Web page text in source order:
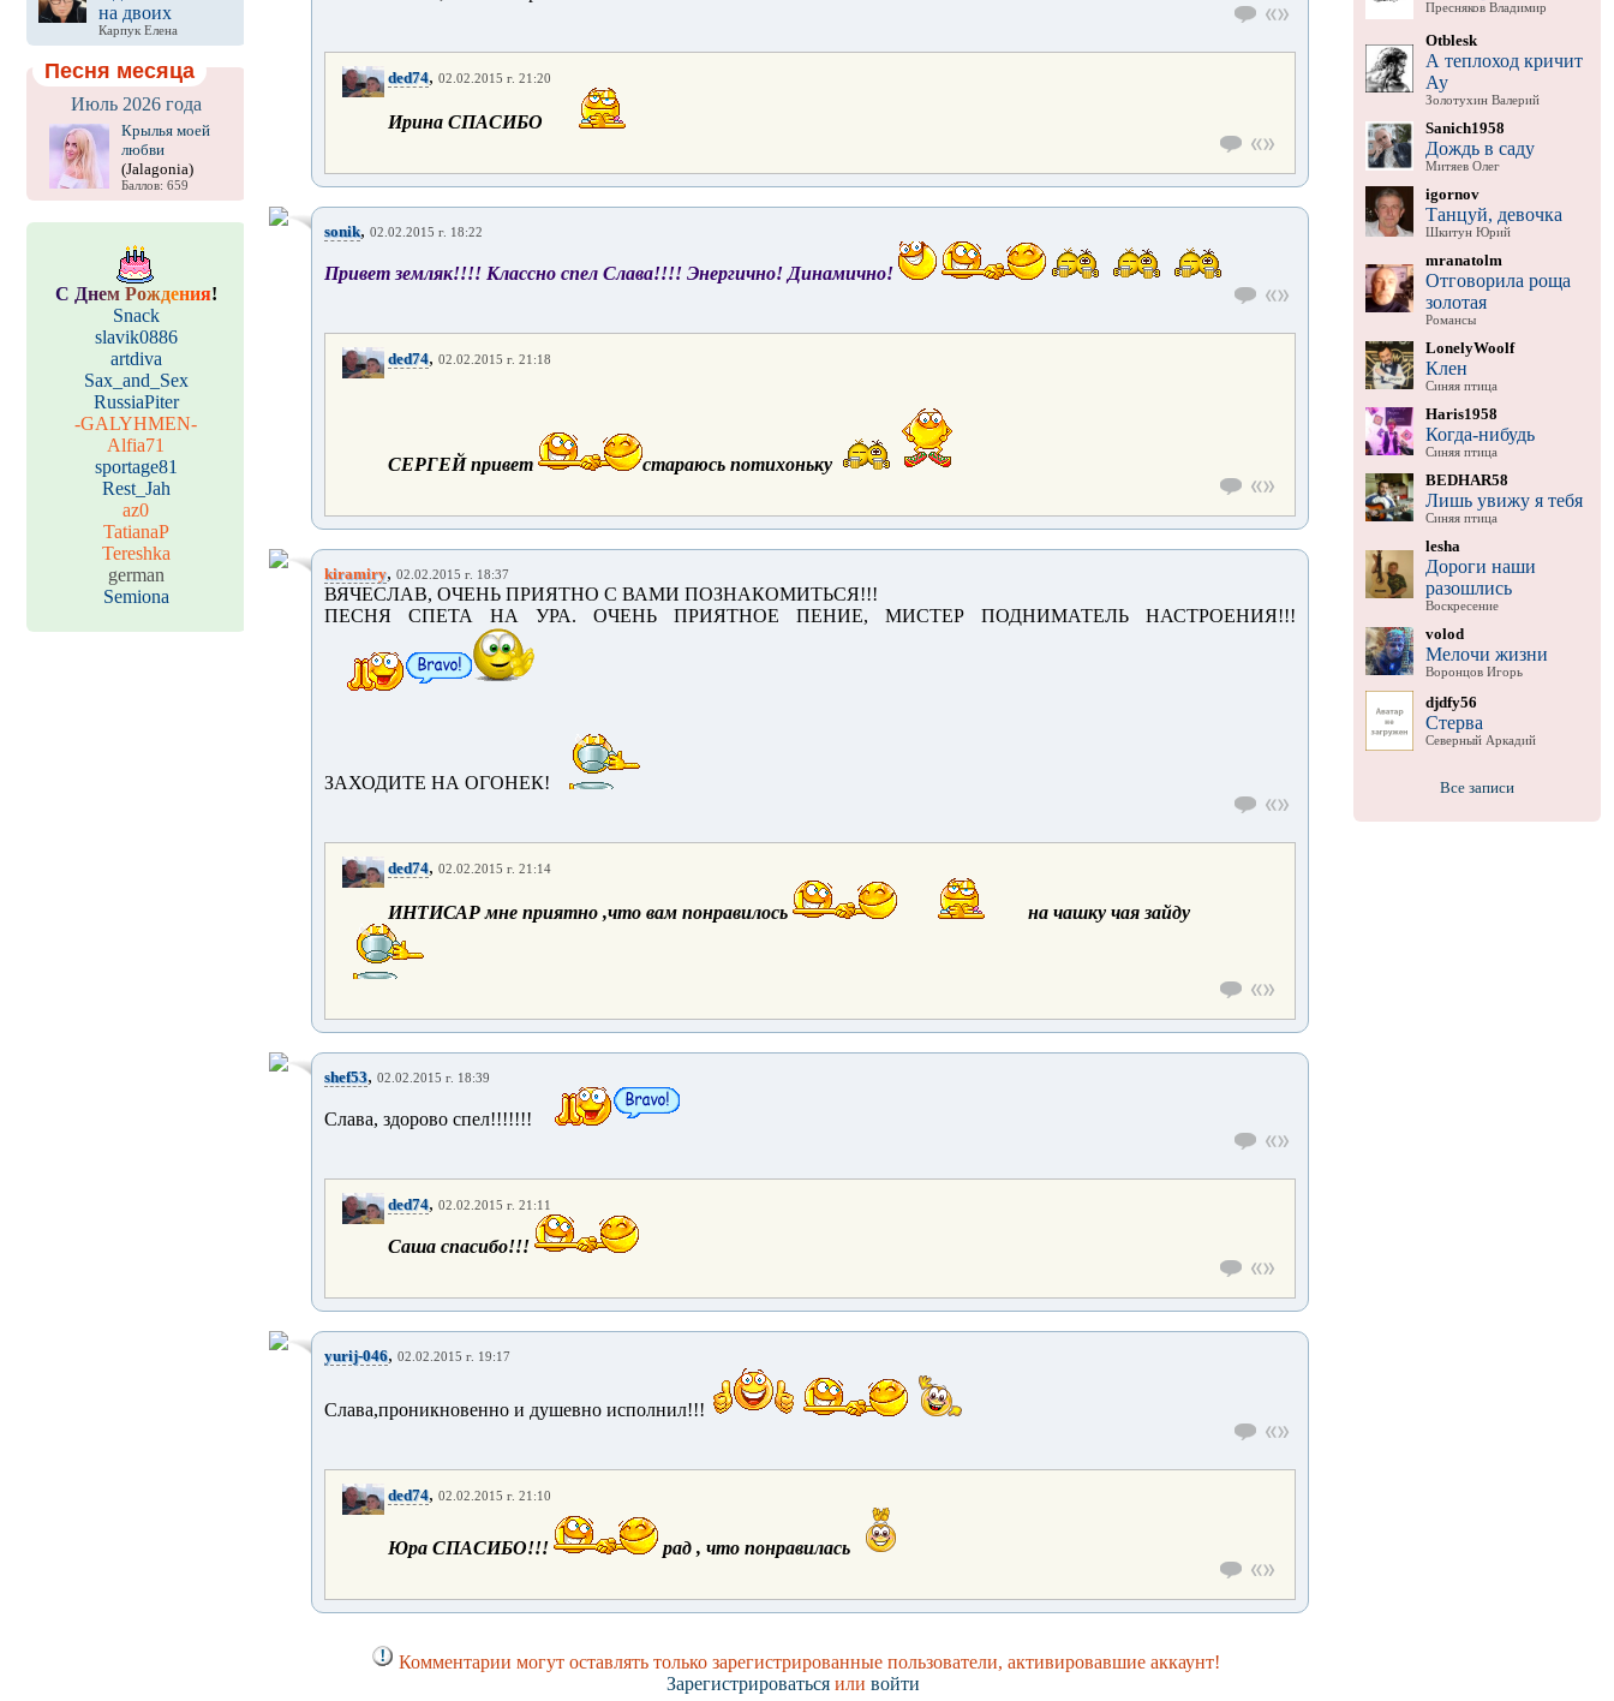
на двоих
Карпук Елена
Песня месяца
Июль 2026 года
Крылья моей
любви
(Jalagonia)
Баллов: 659
С Днем Рождения!
Snack
slavik0886
artdiva
Sax_and_Sex
RussiaPiter
-GALYHMEN-
Alfia71
sportage81
Rest_Jah
az0
TatianaP
Tereshka
german
Semiona
ded74, 02.02.2015 г. 21:20
Ирина СПАСИБО
sonik, 02.02.2015 г. 18:22
Привет земляк!!!! Классно спел Слава!!!! Энергично! Динамично!
ded74, 02.02.2015 г. 21:18
СЕРГЕЙ привет стараюсь потихоньку
kiramiry, 02.02.2015 г. 18:37
ВЯЧЕСЛАВ, ОЧЕНЬ ПРИЯТНО С ВАМИ ПОЗНАКОМИТЬСЯ!!!
ПЕСНЯ СПЕТА НА УРА. ОЧЕНЬ ПРИЯТНОЕ ПЕНИЕ, МИСТЕР ПОДНИМАТЕЛЬ НАСТРОЕНИЯ!!!
ЗАХОДИТЕ НА ОГОНЕК!
ded74, 02.02.2015 г. 21:14
ИНТИСАР мне приятно ,что вам понравилось на чашку чая зайду
shef53, 02.02.2015 г. 18:39
Слава, здорово спел!!!!!!!
ded74, 02.02.2015 г. 21:11
Саша спасибо!!!
yurij-046, 02.02.2015 г. 19:17
Слава,проникновенно и душевно исполнил!!!
ded74, 02.02.2015 г. 21:10
Юра СПАСИБО!!! рад , что понравилась
Комментарии могут оставлять только зарегистрированные пользователи, активировавшие аккаунт!
Зарегистрироваться или войти
Пресняков Владимир
Otblesk
А теплоход кричит
Ау
Золотухин Валерий
Sanich1958
Дождь в саду
Митяев Олег
igornov
Танцуй, девочка
Шкитун Юрий
mranatolm
Отговорила роща
золотая
Романсы
LonelyWoolf
Клен
Синяя птица
Haris1958
Когда-нибудь
Синяя птица
BEDHAR58
Лишь увижу я тебя
Синяя птица
lesha
Дороги наши
разошлись
Воскресение
volod
Мелочи жизни
Воронцов Игорь
djdfy56
Стерва
Северный Аркадий
Все записи